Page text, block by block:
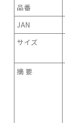
品番
JAN
サイズ
摘 要